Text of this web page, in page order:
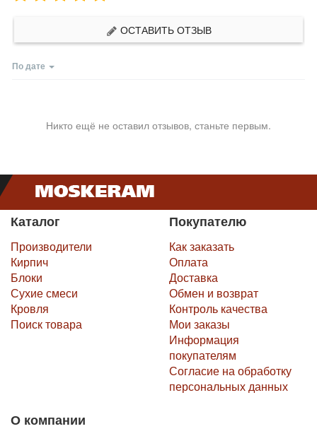
ОСТАВИТЬ ОТЗЫВ
По дате
Никто ещё не оставил отзывов, станьте первым.
Каталог
Производители
Кирпич
Блоки
Сухие смеси
Кровля
Поиск товара
Покупателю
Как заказать
Оплата
Доставка
Обмен и возврат
Контроль качества
Мои заказы
Информация
покупателям
Согласие на обработку
персональных данных
О компании